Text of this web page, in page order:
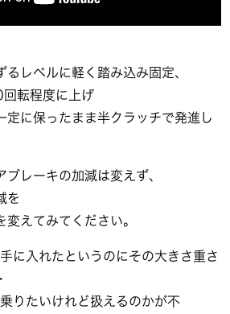
るレベルに軽く踏み込み固定、
転程度に上げ
定に保ったまま半クラッチで発進し
ブレーキの加減は変えず、
を
えてみてください。
に入れたというのにその大きさ重さ
りたいけれど扱えるのかが不